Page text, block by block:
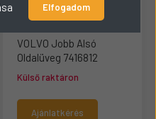
VOLVO Jobb Alsó
Oldalüveg 7416812
Külső raktáron
Ajánlatkérés
Elfogadom